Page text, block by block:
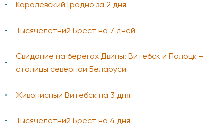
Королевский Гродно за 2 дня
Тысячелетний Брест на 7 дней
Свидание на берегах Двины: Витебск и Полоцк –
столицы северной Беларуси
Живописный Витебск на 3 дня
Тысячелетний Брест на 4 дня